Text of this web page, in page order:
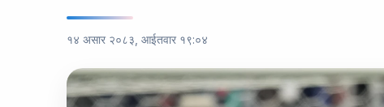
१४ असार २०८३, आईतवार १९:०४